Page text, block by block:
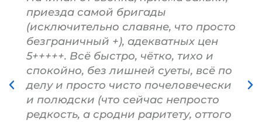
приезда самой бригады
(исключительно славяне, что просто
безграничный +), адекватных цен
5+++++. Всё быстро, чётко, тихо и
спокойно, без лишней суеты, всё по
делу и просто чисто почеловечески
и полюдски (что сейчас непросто
редкость, а сродни раритету, оттого